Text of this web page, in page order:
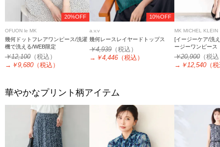
20%OFF
OFUON le MK
幾何ドットフレアワンピース/洗濯
機で洗える/WEB限定
￥12,100 （税込）
→ ￥9,680 （税込）
10%OFF
a.v.v
幾何レースレイヤードトップス
￥4,939（税込）
→ ￥4,446 （税込）
MK MICHEL KLEIN
[イージーケア/洗
ージーワンピース
￥20,900（税
→ ￥12,540（
華やかなプリント柄アイテム